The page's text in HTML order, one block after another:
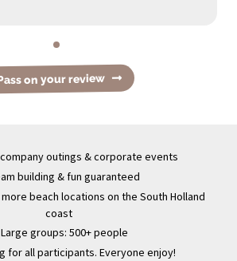
on your review
outings & corporate events
building & fun guaranteed
beach locations on the South Holland
coast
Large groups: 500+ people
for all participants. Everyone enjoy!